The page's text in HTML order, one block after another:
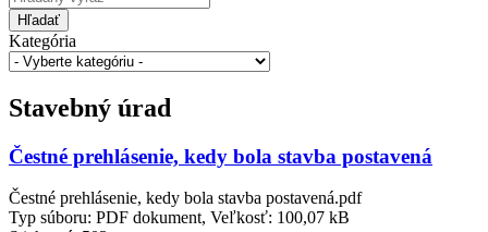
Hľadať
Kategória
Stavebný úrad
Čestné prehlásenie, kedy bola stavba postavená
Čestné prehlásenie, kedy bola stavba postavená.pdf
Typ súboru: PDF dokument, Veľkosť: 100,07 kB